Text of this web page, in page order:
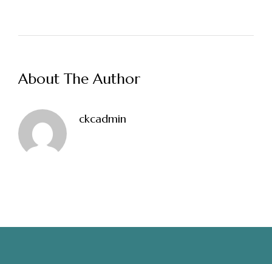
About The Author
ckcadmin
Jumat: 13.30-22.00
Address
Jl. Perisai No. 16-17 Rantauprapat, Labuhanbatu, Sumatera